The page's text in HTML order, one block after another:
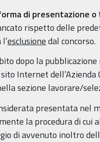
di presentazione
rispetto delle
esclusionedal concorso.
dopo la
Internet
sezione lavorare/
presentata nel
la procedura di cui
di avvenuto inoltro